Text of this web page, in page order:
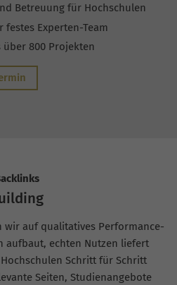
Betreuung für Hochschulen
Experten-Team
über 800 Projekten
wir auf qualitatives Performance-
aufbaut, echten Nutzen liefert
Schritt für Schritt
Seiten, Studienangebote